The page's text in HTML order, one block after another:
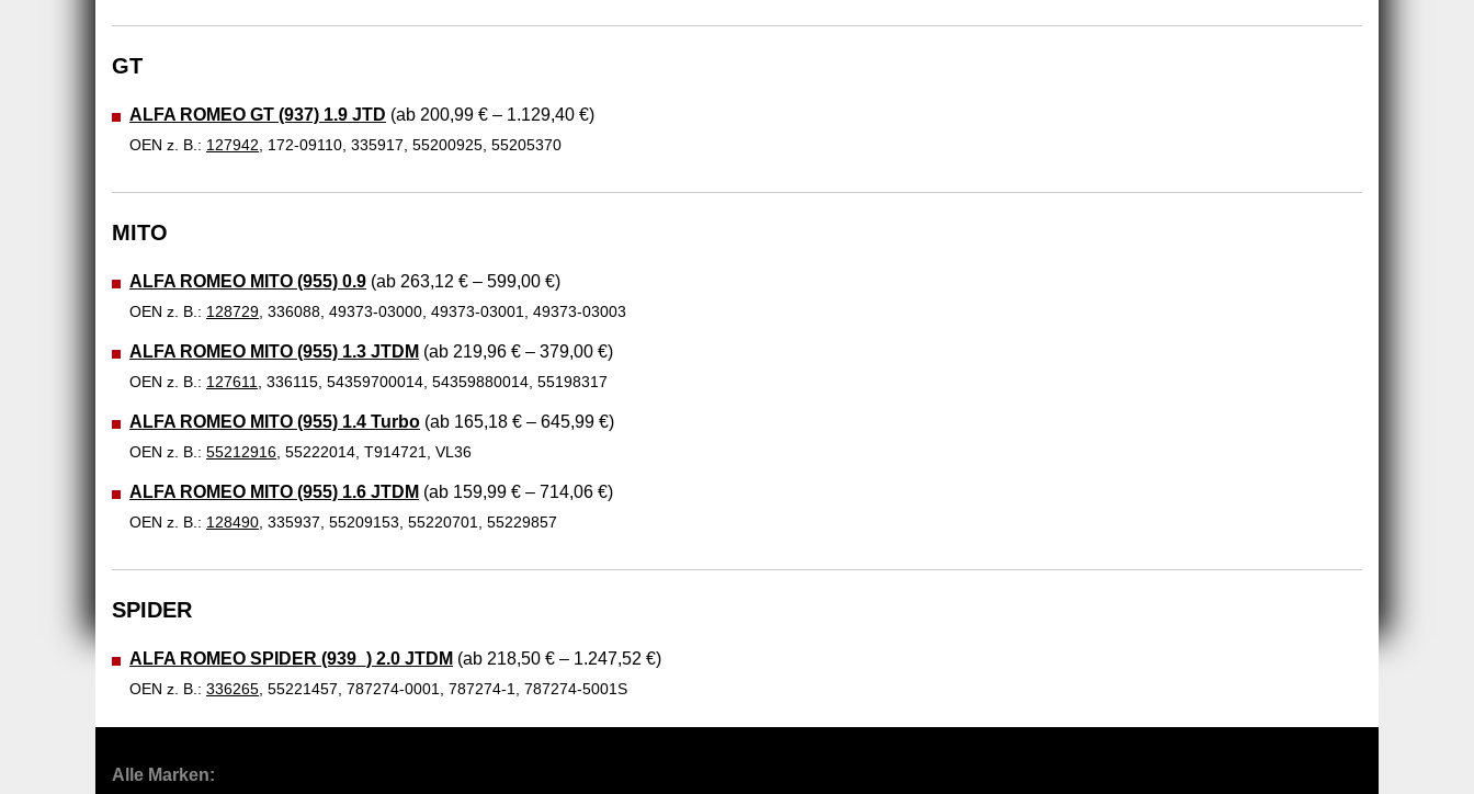
GT
ALFA ROMEO GT (937) 1.9 JTD (ab 200,99 € – 1.129,40 €)
OEN z. B.: 127942, 172-09110, 335917, 55200925, 55205370
MITO
ALFA ROMEO MITO (955) 0.9 (ab 263,12 € – 599,00 €)
OEN z. B.: 128729, 336088, 49373-03000, 49373-03001, 49373-03003
ALFA ROMEO MITO (955) 1.3 JTDM (ab 219,96 € – 379,00 €)
OEN z. B.: 127611, 336115, 54359700014, 54359880014, 55198317
ALFA ROMEO MITO (955) 1.4 Turbo (ab 165,18 € – 645,99 €)
OEN z. B.: 55212916, 55222014, T914721, VL36
ALFA ROMEO MITO (955) 1.6 JTDM (ab 159,99 € – 714,06 €)
OEN z. B.: 128490, 335937, 55209153, 55220701, 55229857
SPIDER
ALFA ROMEO SPIDER (939_) 2.0 JTDM (ab 218,50 € – 1.247,52 €)
OEN z. B.: 336265, 55221457, 787274-0001, 787274-1, 787274-5001S
Alle Marken: